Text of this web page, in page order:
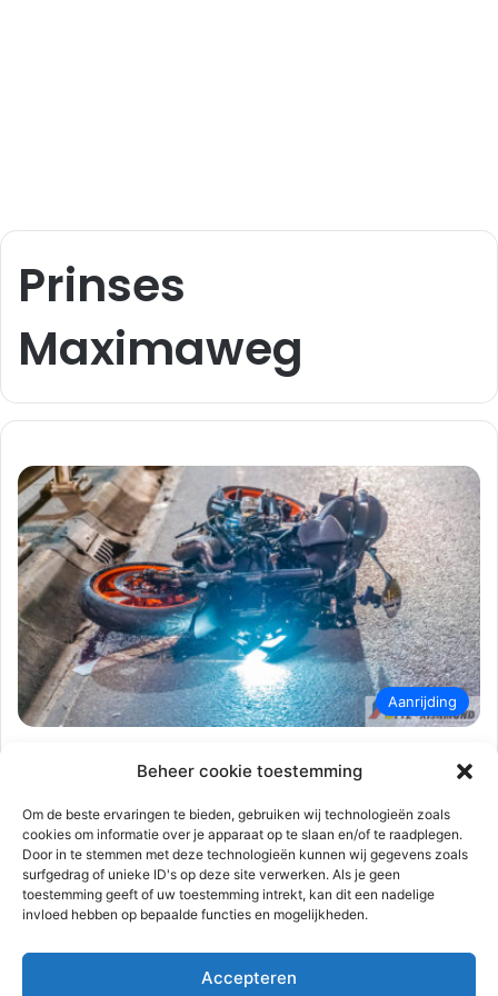
Beheer cookie toestemming
Om de beste ervaringen te bieden, gebruiken wij technologieën zoals
cookies om informatie over je apparaat op te slaan en/of te raadplegen.
Door in te stemmen met deze technologieën kunnen wij gegevens zoals
surfgedrag of unieke ID's op deze site verwerken. Als je geen
toestemming geeft of uw toestemming intrekt, kan dit een nadelige
invloed hebben op bepaalde functies en mogelijkheden.
Accepteren
Prinses
Maximaweg
Aanrijding
Motorrijder zwaargewond na frontale
botsing met auto | Prinses Máximaweg
Maasvlakte
Maasvlakte – Op de Prinses Máximaweg heeft dinsdagavond
30 juli een ernstig verkeersongeval plaatsgevonden. Een